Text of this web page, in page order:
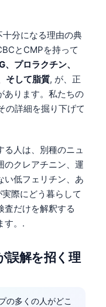
分になる理由の典
とCMPを持って
プロラクチン、
そして脂質, が、正
あります。私たちの
の詳細を掘り下げて
る人は、別種のニュ
のクレアチニン、運
い低フェリチン、あ
際にどう暮らして
査だけを解釈する
す。.
誤解を招く理
の多くの人がどこ